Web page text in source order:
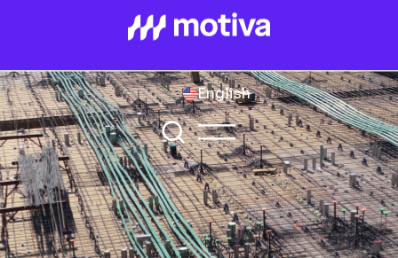
English